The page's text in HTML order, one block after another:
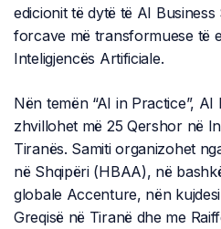
edicionit të dytë të AI
forcave më transformuese të
Inteligjencës Artificiale.
Nën temën “AI in Practice”,
zhvillohet më 25 Qershor në
Tiranës. Samiti organizohet
në Shqipëri (HBAA), në
globale Accenture, nën
Greqisë në Tiranë dhe me